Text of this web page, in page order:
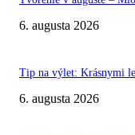
6. augusta 2026
Tip na výlet: Krásnymi
6. augusta 2026